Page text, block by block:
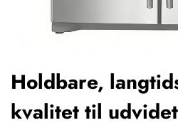
Holdbare,
kvalitet til